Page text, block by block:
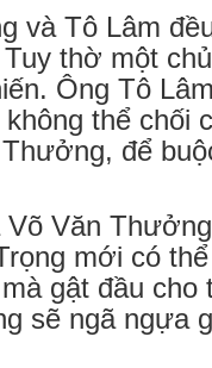
và Tô Lâm
Tuy thờ một
Ông Tô
thể chối
để
Văn
mới có
gật đầu
sẽ ngã ngựa